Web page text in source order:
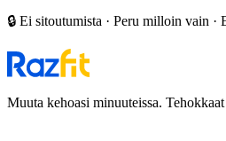
🔒 Ei sitoutumista · Peru milloin vain
Muuta kehoasi minuuteissa.